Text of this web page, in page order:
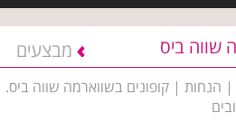
שווה ביס מבצעים
הנחות | קופונים בשווארמה שווה ביס.